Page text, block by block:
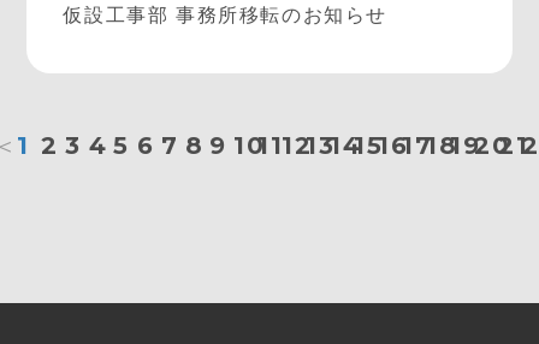
仮設工事部 事務所移転のお知らせ
1 2 3 4 5 6 7 8 9 101112131415161718192021